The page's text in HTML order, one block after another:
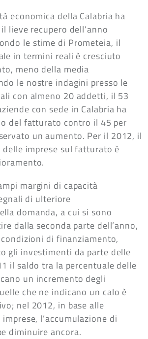
economica della Calabria ha
lieve recupero dell’anno
le stime di Prometeia, il
in termini reali è cresciuto
meno della media
le nostre indagini presso le
con almeno 20 addetti, il 53
con sede in Calabria ha
del fatturato contro il 45 per
un aumento. Per il 2012, il
imprese sul fatturato è
margini di capacità
di ulteriore
domanda, a cui si sono
dalla seconda parte dell’anno,
di finanziamento,
gli investimenti da parte delle
il saldo tra la percentuale delle
un incremento degli
che ne indicano un calo è
nel 2012, in base alle
l’accumulazione di
diminuire ancora.